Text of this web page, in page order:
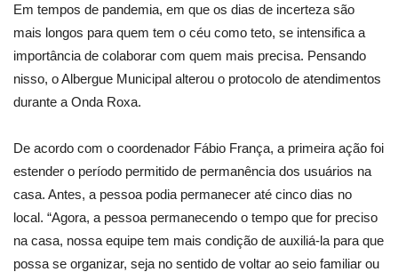
Em tempos de pandemia, em que os dias de incerteza são
mais longos para quem tem o céu como teto, se intensifica a
importância de colaborar com quem mais precisa. Pensando
nisso, o Albergue Municipal alterou o protocolo de atendimentos
durante a Onda Roxa.
De acordo com o coordenador Fábio França, a primeira ação foi
estender o período permitido de permanência dos usuários na
casa. Antes, a pessoa podia permanecer até cinco dias no
local. “Agora, a pessoa permanecendo o tempo que for preciso
na casa, nossa equipe tem mais condição de auxiliá-la para que
possa se organizar, seja no sentido de voltar ao seio familiar ou